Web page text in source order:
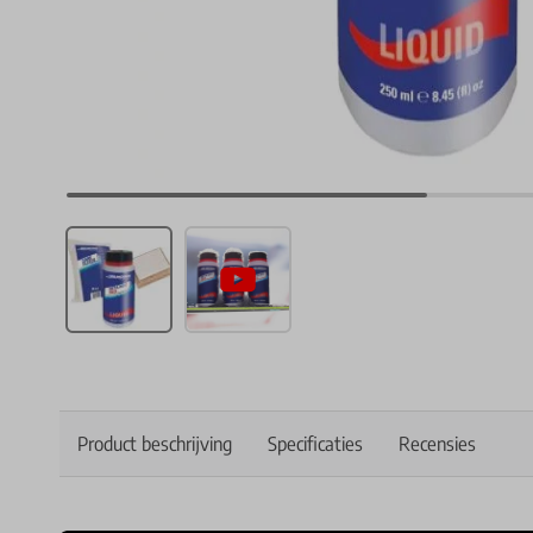
Product beschrijving Specificaties Recensies